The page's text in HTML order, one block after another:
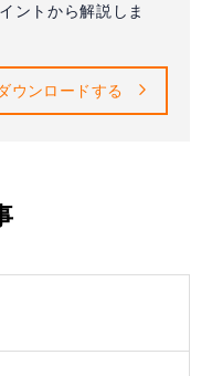
ントから解説しま
ウンロードする